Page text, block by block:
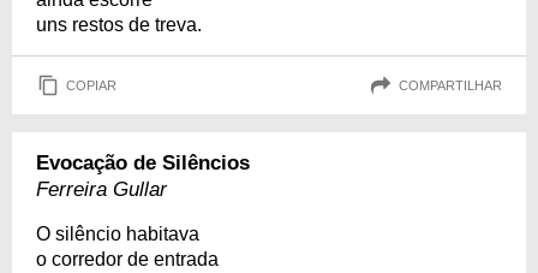
uns restos de treva.
COPIAR COMPARTILHAR
Evocação de Silêncios
Ferreira Gullar
O silêncio habitava
o corredor de entrada